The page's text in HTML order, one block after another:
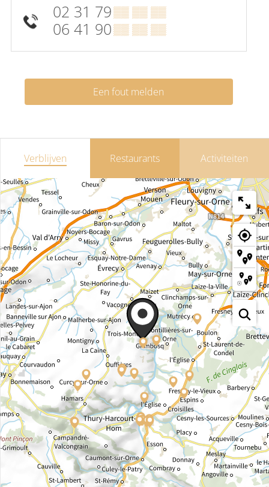
02 31 79▒▒ ▒▒ ▒▒
06 41 90▒▒ ▒▒ ▒▒
Een fout melden
Verblijven Restaurants Activiteiten